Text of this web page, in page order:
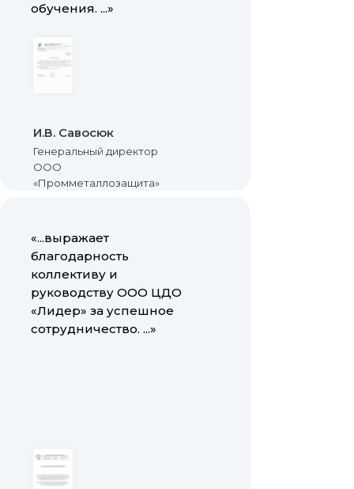
обучения. ...»
И.В. Савосюк
Генеральный директор
ООО
«Промметаллозащита»
«...выражает
благодарность
коллективу и
руководству ООО ЦДО
«Лидер» за успешное
сотрудничество. ...»